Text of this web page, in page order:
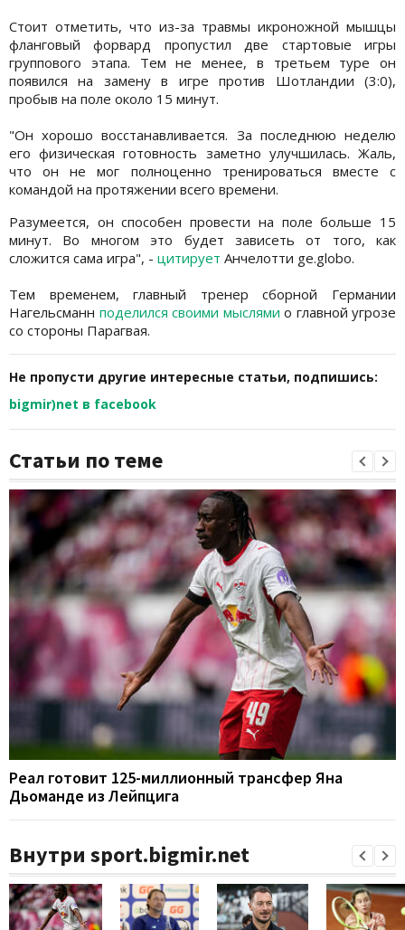
Стоит отметить, что из-за травмы икроножной мышцы
фланговый форвард пропустил две стартовые игры
группового этапа. Тем не менее, в третьем туре он
появился на замену в игре против Шотландии (3:0),
пробыв на поле около 15 минут.
"Он хорошо восстанавливается. За последнюю неделю
его физическая готовность заметно улучшилась. Жаль,
что он не мог полноценно тренироваться вместе с
командой на протяжении всего времени.
Разумеется, он способен провести на поле больше 15
минут. Во многом это будет зависеть от того, как
сложится сама игра", - цитирует Анчелотти ge.globo.
Тем временем, главный тренер сборной Германии
Нагельсманн поделился своими мыслями о главной угрозе
со стороны Парагвая.
Не пропусти другие интересные статьи, подпишись:
bigmir)net в facebook
Статьи по теме
Реал готовит 125-миллионный трансфер Яна
Дьоманде из Лейпцига
Внутри sport.bigmir.net